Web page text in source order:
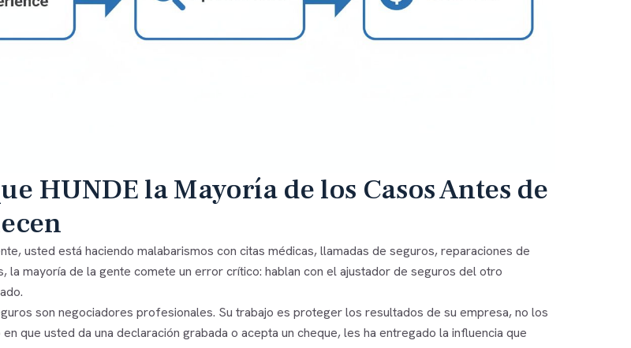
HUNDE la Mayoría de los Casos Antes de
usted está haciendo malabarismos con citas médicas, llamadas de seguros, reparaciones de
la mayoría de la gente comete un error crítico: hablan con el ajustador de seguros del otro
son negociadores profesionales. Su trabajo es proteger los resultados de su empresa, no los
que usted da una declaración grabada o acepta un cheque, les ha entregado la influencia que